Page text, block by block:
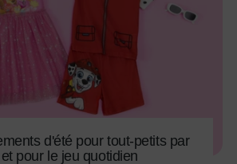
d'été pour tout-petits par
pour le jeu quotidien